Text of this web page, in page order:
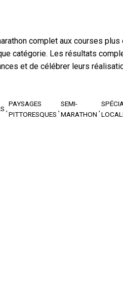
complet aux courses
catégorie. Les résultats
et de célébrer leurs
PAYSAGES
PITTORESQUES
SEMI-
MARATHON